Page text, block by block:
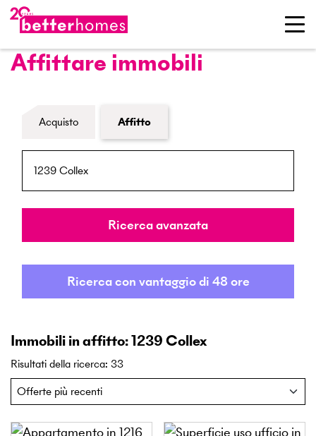
Affittare immobili
Modulo di ricerca immobiliare
Acquisto Affitto
Raggio
Ricerca avanzata
Ricerca con vantaggio di 48 ore
Immobili in affitto: 1239 Collex
Risultati della ricerca: 33